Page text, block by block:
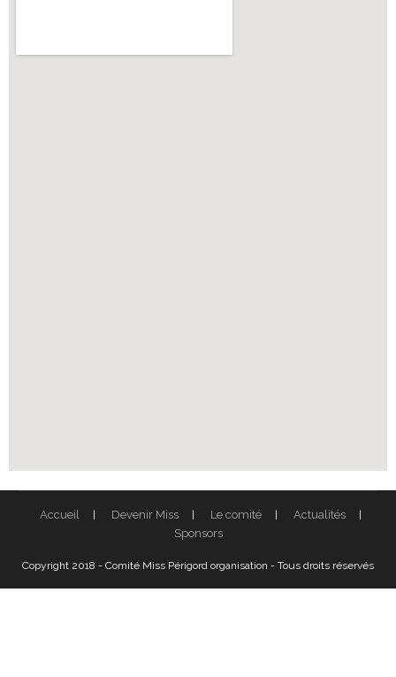
Accueil Devenir Miss Le comité
Actualités
Sponsors
Copyright 2018 - Comité Miss Périgord organisation - Tous droits réservés